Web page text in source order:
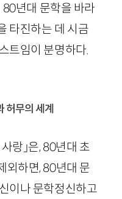
80년대 문학을 바라
타진하는 데 시금
트임이 분명하다.
허무의 세계
랑」은,80년대 초
외하면,80년대 문
이나 문학정신하고